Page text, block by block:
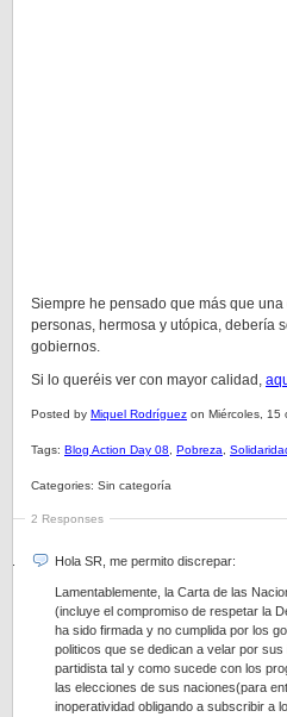
Siempre he pensado que más que
personas, hermosa y utópica, debería
gobiernos.
Si lo queréis ver con mayor calidad,
Posted by Miquel Rodríguez on Miércoles, 15
Tags: Blog Action Day 08 Pobreza
Categories: Sin categoría
2 Responses
Hola SR, me permito discrepar:
Lamentablemente, la Carta de las
(incluye el compromiso de respetar la
ha sido firmada y no cumplida por los
politicos que se dedican a velar por
partidista tal y como sucede con los
las elecciones de sus naciones(para
inoperatividad obligando a subscribir a